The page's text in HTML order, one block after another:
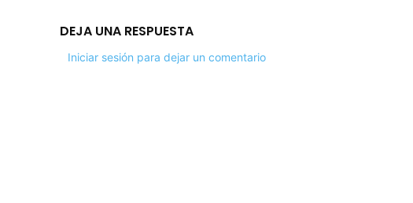
DEJA UNA RESPUESTA
Iniciar sesión para dejar un comentario